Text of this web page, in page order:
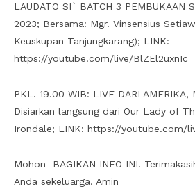
LAUDATO SI` BATCH 3 PEMBUKAAN
2023; Bersama: Mgr. Vinsensius
Keuskupan Tanjungkarang); LINK:
https://youtube.com/live/BlZEl2uxnIc
PKL. 19.00 WIB: LIVE DARI AMERIKA,
Disiarkan langsung dari Our Lady of
Irondale; LINK: https://youtube.com/
Mohon BAGIKAN INFO INI.
Anda sekeluarga. Amin